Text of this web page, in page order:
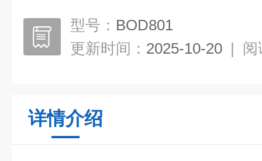
型号： BOD801
更新时间： 2025-10-20 | 阅
详情介绍